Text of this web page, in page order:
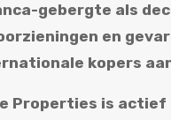
gebergte als
en
kopers
Properties is